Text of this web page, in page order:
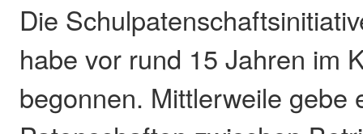
Die
habe vor rund 15 Jahren im
begonnen. Mittlerweile gebe